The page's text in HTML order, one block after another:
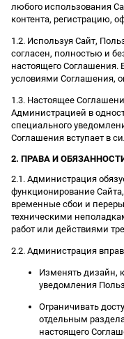
любого использования
контента, регистрацию,
1.2. Используя Сайт,
согласен, полностью и
настоящего Соглашения.
условиями Соглашения,
1.3. Настоящее
Администрацией в
специального
Соглашения вступает в
2. ПРАВА И
2.1. Администрация
функционирование
временные сбои и
техническими
работ или действиями
2.2. Администрация
Изменять дизайн,
уведомления
Ограничивать
отдельным
настоящего